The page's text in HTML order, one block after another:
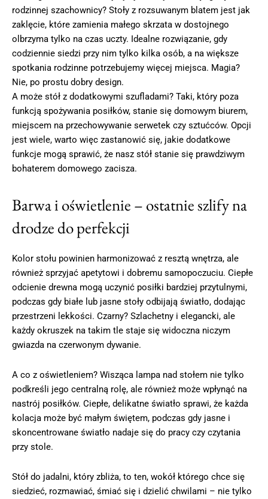
rodzinnej szachownicy? Stoły z rozsuwanym blatem jest jak
zaklęcie, które zamienia małego skrzata w dostojnego
olbrzyma tylko na czas uczty. Idealne rozwiązanie, gdy
codziennie siedzi przy nim tylko kilka osób, a na większe
spotkania rodzinne potrzebujemy więcej miejsca. Magia?
Nie, po prostu dobry design.
A może stół z dodatkowymi szufladami? Taki, który poza
funkcją spożywania posiłków, stanie się domowym biurem,
miejscem na przechowywanie serwetek czy sztućców. Opcji
jest wiele, warto więc zastanowić się, jakie dodatkowe
funkcje mogą sprawić, że nasz stół stanie się prawdziwym
bohaterem domowego zacisza.
Barwa i oświetlenie – ostatnie szlify na
drodze do perfekcji
Kolor stołu powinien harmonizować z resztą wnętrza, ale
również sprzyjać apetytowi i dobremu samopoczuciu. Ciepłe
odcienie drewna mogą uczynić posiłki bardziej przytulnymi,
podczas gdy białe lub jasne stoły odbijają światło, dodając
przestrzeni lekkości. Czarny? Szlachetny i elegancki, ale
każdy okruszek na takim tle staje się widoczna niczym
gwiazda na czerwonym dywanie.
A co z oświetleniem? Wisząca lampa nad stołem nie tylko
podkreśli jego centralną rolę, ale również może wpłynąć na
nastrój posiłków. Ciepłe, delikatne światło sprawi, że każda
kolacja może być małym świętem, podczas gdy jasne i
skoncentrowane światło nadaje się do pracy czy czytania
przy stole.
Stół do jadalni, który zbliża, to ten, wokół którego chce się
siedzieć, rozmawiać, śmiać się i dzielić chwilami – nie tylko